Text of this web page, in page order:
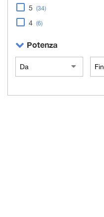
5 (34)
4 (6)
Potenza